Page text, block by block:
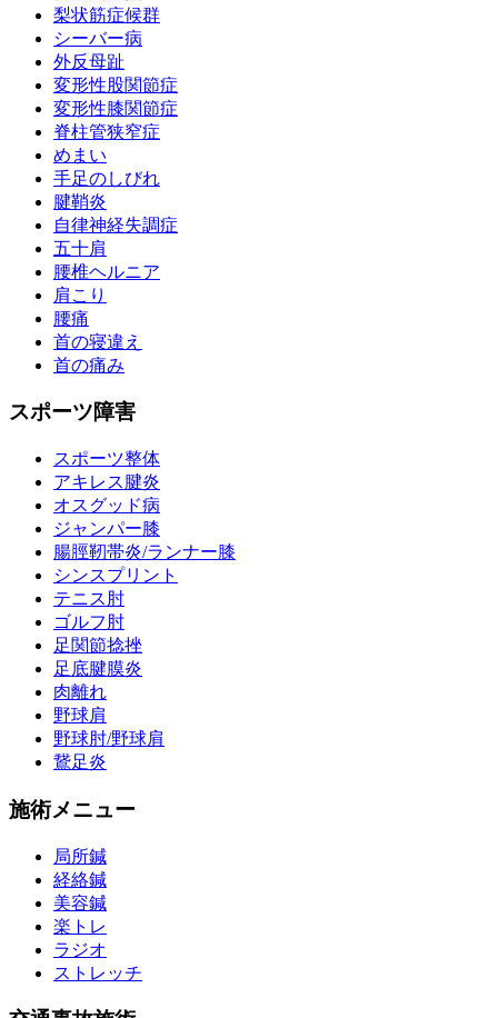
梨状筋症候群
シーバー病
外反母趾
変形性股関節症
変形性膝関節症
脊柱管狭窄症
めまい
手足のしびれ
腱鞘炎
自律神経失調症
五十肩
腰椎ヘルニア
肩こり
腰痛
首の寝違え
首の痛み
スポーツ障害
スポーツ整体
アキレス腱炎
オスグッド病
ジャンパー膝
腸脛靭帯炎/ランナー膝
シンスプリント
テニス肘
ゴルフ肘
足関節捻挫
足底腱膜炎
肉離れ
野球肩
野球肘/野球肩
鵞足炎
施術メニュー
局所鍼
経絡鍼
美容鍼
楽トレ
ラジオ
ストレッチ